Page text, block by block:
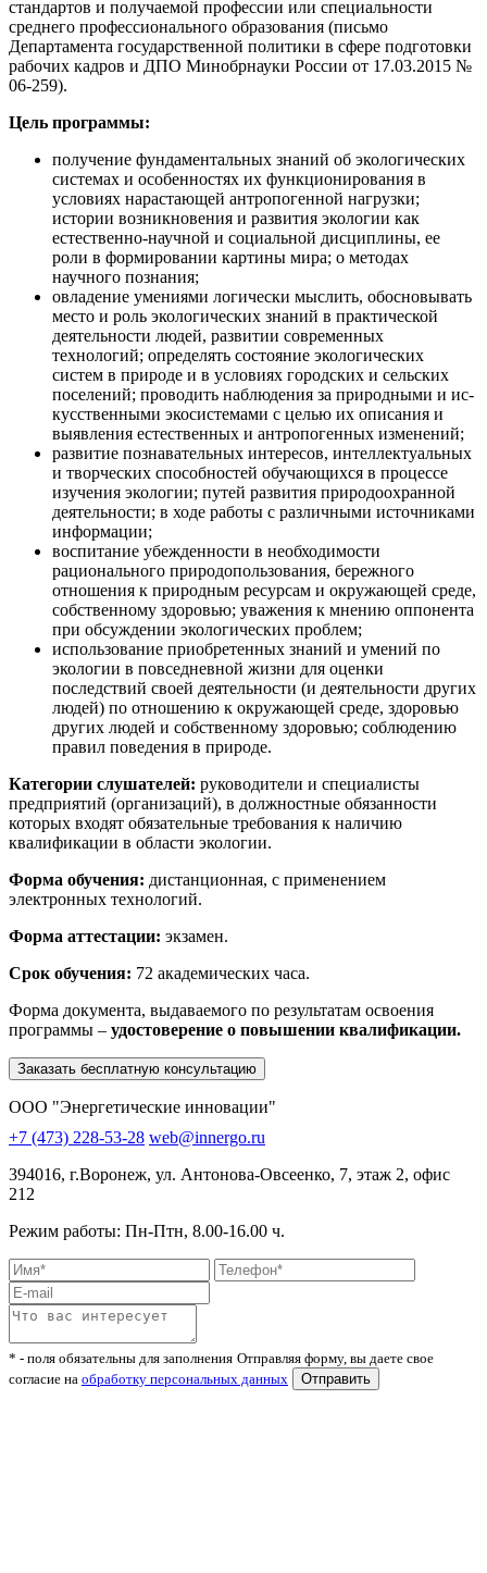
стандартов и получаемой профессии или специальности
среднего профессионального образования (письмо
Департамента государственной политики в сфере подготовки
рабочих кадров и ДПО Минобрнауки России от 17.03.2015 №
06-259).
Цель программы:
получение фундаментальных знаний об экологических
системах и особенностях их функционирования в
условиях нарастающей антропогенной нагрузки;
истории возникновения и развития экологии как
естественно-научной и социальной дисци­плины, ее
роли в формировании картины мира; о методах
научного познания;
овладение умениями логически мыслить, обосновывать
место и роль эколо­гических знаний в практической
деятельности людей, развитии современных
технологий; определять состояние экологических
систем в природе и в условиях городских и сельских
поселений; проводить наблюдения за природными и ис­
кусственными экосистемами с целью их описания и
выявления естественных и антропогенных изменений;
развитие познавательных интересов, интеллектуальных
и творческих способ­ностей обучающихся в процессе
изучения экологии; путей развития природоох­ранной
деятельности; в ходе работы с различными источниками
информации;
воспитание убежденности в необходимости
рационального природопользования, бережного
отношения к природным ресурсам и окружающей среде,
собствен­ному здоровью; уважения к мнению оппонента
при обсуждении экологических проблем;
использование приобретенных знаний и умений по
экологии в повседневной жизни для оценки
последствий своей деятельности (и деятельности других
лю­дей) по отношению к окружающей среде, здоровью
других людей и собственному здоровью; соблюдению
правил поведения в природе.
Категории слушателей: руководители и специалисты
предприятий (организаций), в должностные обязанности
которых входят обязательные требования к наличию
квалификации в области экологии.
Форма обучения: дистанционная, с применением
электронных технологий.
Форма аттестации: экзамен.
Срок обучения: 72 академических часа.
Форма документа, выдаваемого по результатам освоения
программы – удостоверение о повышении квалификации.
Заказать бесплатную консультацию
ООО "Энергетические инновации"
+7 (473) 228-53-28 web@innergo.ru
394016, г.Воронеж, ул. Антонова-Овсеенко, 7, этаж 2, офис
212
Режим работы: Пн-Птн, 8.00-16.00 ч.
* - поля обязательны для заполнения Отправляя форму, вы даете свое
согласие на обработку персональных данных Отправить